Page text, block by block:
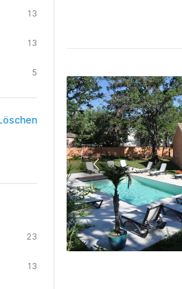
13
13
5
23
13